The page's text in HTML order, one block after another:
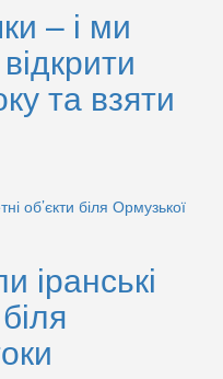
– і ми
та взяти
іранські